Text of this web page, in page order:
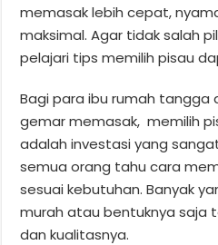
memasak lebih cepat,
maksimal. Agar tidak salah
pelajari tips memilih pisau
Bagi para ibu rumah tangga
gemar memasak, memilih
adalah investasi yang
semua orang tahu cara
sesuai kebutuhan. Banyak
murah atau bentuknya saja
dan kualitasnya.